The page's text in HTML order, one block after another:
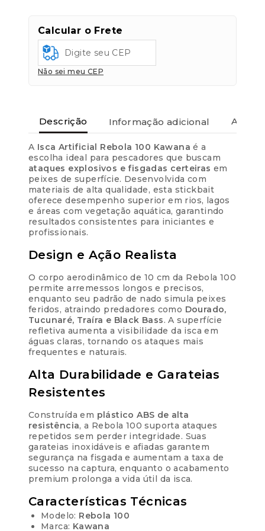
Calcular o Frete
Não sei meu CEP
Descrição Informação adicional
A Isca Artificial Rebola 100 Kawana é a
escolha ideal para pescadores que buscam
ataques explosivos e fisgadas certeiras em
peixes de superfície. Desenvolvida com
materiais de alta qualidade, esta stickbait
oferece desempenho superior em rios, lagos
e áreas com vegetação aquática, garantindo
resultados consistentes para iniciantes e
profissionais.
Design e Ação Realista
O corpo aerodinâmico de 10 cm da Rebola 100
permite arremessos longos e precisos,
enquanto seu padrão de nado simula peixes
feridos, atraindo predadores como Dourado,
Tucunaré, Traíra e Black Bass. A superfície
refletiva aumenta a visibilidade da isca em
águas claras, tornando os ataques mais
frequentes e naturais.
Alta Durabilidade e Garateias
Resistentes
Construída em plástico ABS de alta
resistência, a Rebola 100 suporta ataques
repetidos sem perder integridade. Suas
garateias inoxidáveis e afiadas garantem
segurança na fisgada e aumentam a taxa de
sucesso na captura, enquanto o acabamento
premium prolonga a vida útil da isca.
Características Técnicas
Modelo: Rebola 100
Marca: Kawana